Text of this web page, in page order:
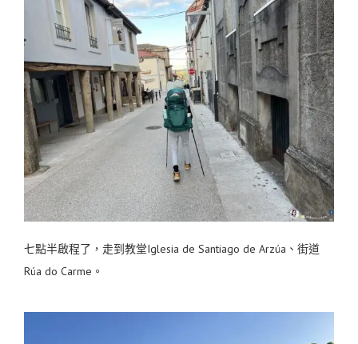
七點半啟程了，走到教堂Iglesia de Santiago de Arzúa、街道
Rúa do Carme。